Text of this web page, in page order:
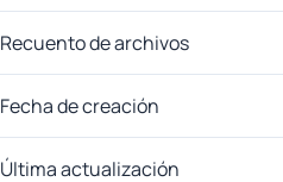
Recuento de archivos
Fecha de creación
Última actualización